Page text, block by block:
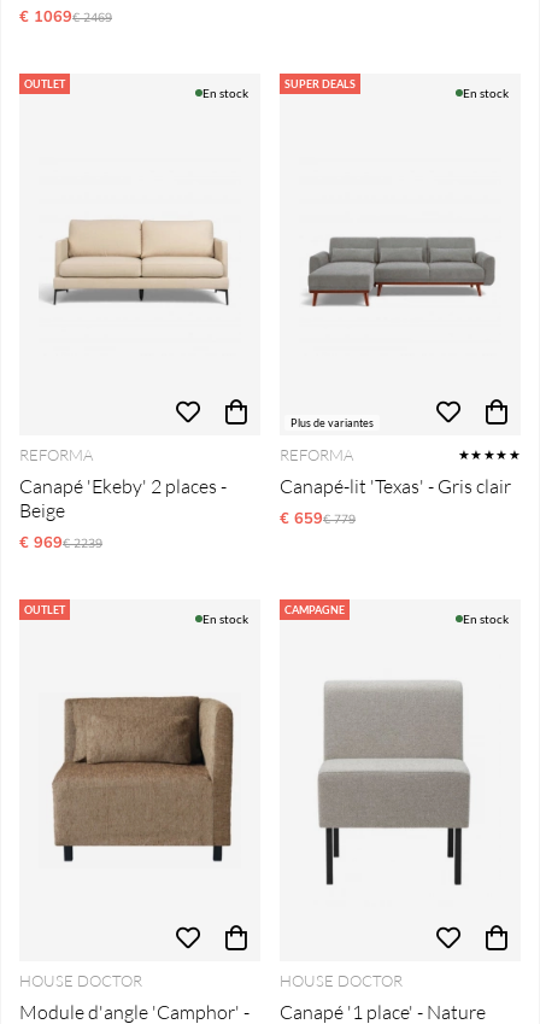
€ 1069Prix régulier:
€ 2469
OUTLET
En stock
REFORMA
Canapé 'Ekeby' 2 places -
Beige
€ 969Prix régulier:
€ 2239
SUPER DEALS
Plus de variantes
En stock
REFORMA ★★★★★
Canapé-lit 'Texas' - Gris clair
€ 659Prix régulier:
€ 779
OUTLET
En stock
HOUSE DOCTOR
Module d'angle 'Camphor' -
CAMPAGNE
En stock
HOUSE DOCTOR
Canapé '1 place' - Nature